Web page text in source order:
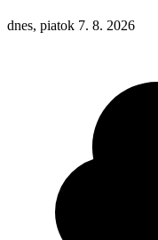
dnes, piatok 7. 8. 2026